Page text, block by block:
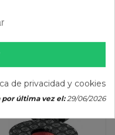
de privacidad y cookies
por última vez el:29/06/2026